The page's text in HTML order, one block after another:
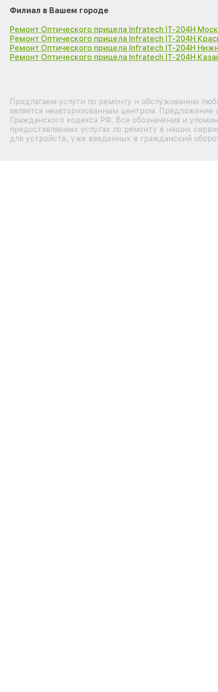
Филиал в Вашем городе
Ремонт Оптического прицела Infratech IT-204H
Ремонт Оптического прицела Infratech IT-204H
Ремонт Оптического прицела Infratech IT-204H
Ремонт Оптического прицела Infratech IT-204H
Предлагаем услуги по ремонту и обслуживанию
является неавторизованным центром.
Гражданского кодекса РФ. Все обозначения и
предоставляемых услугах по ремонту в наших
для устройств, уже введенных в гражданский